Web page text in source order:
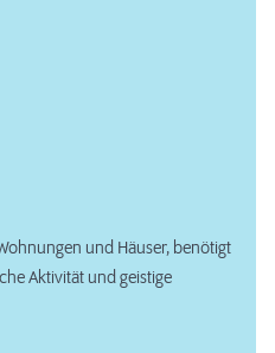
und Häuser, benötigt
Aktivität und geistige